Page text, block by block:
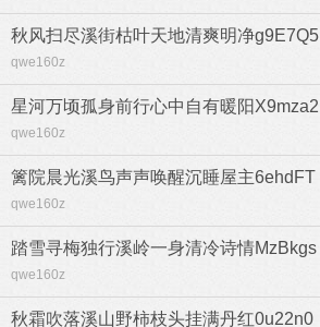
秋风扫尽溪街枯叶天地清爽明净g9E7Q5
qwe160z
星河万顷孤身前行心中自有暖阳X9mza2
qwe160z
篱院晨光溪鸟声声唤醒沉睡屋主6ehdFT
qwe160z
踏雪寻梅独行溪岭一身清冷诗情MzBkgs
qwe160z
秋霜吹落溪山野柿枝头挂满丹红0u22n0